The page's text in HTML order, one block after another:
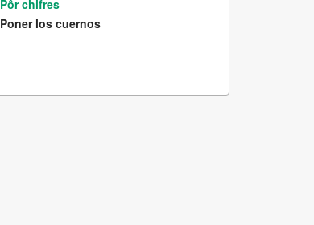
Pôr chifres
Poner los cuernos